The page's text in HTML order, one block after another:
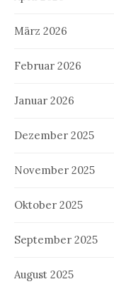
März 2026
Februar 2026
Januar 2026
Dezember 2025
November 2025
Oktober 2025
September 2025
August 2025